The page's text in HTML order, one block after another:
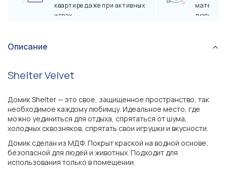
квартире даже при активных
играх
людей и
Описание
Shelter Velvet
Домик Shelter — это свое, защищенное пространство, так
необходимое каждому любимцу. Идеальное место, где
можно уединиться для отдыха, спрятаться от шума,
холодных сквозняков, спрятать свои игрушки и вкусности.
Домик сделан из МДФ. Покрыт краской на водной основе,
безопасной для людей и животных. Подходит для
использования только в помещении.